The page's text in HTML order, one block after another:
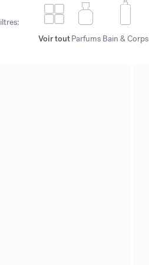
Voir toutParfums Bain & Corps